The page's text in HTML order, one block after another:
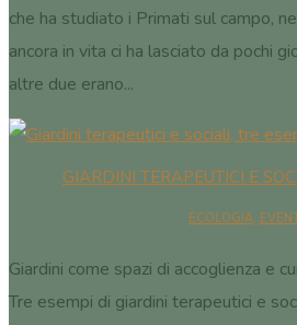
che ha studiato i Primati sul campo,
ancora in vita ci ha lasciato da pochi
altre due erano...
GIARDINI TERAPEUTICI E
ECOLOGIA,
Giardini come spazi di accoglienza e
Tre esempi di giardini terapeutici e